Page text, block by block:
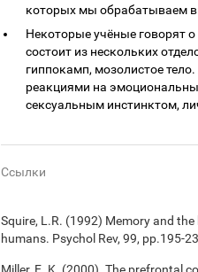
которых мы обрабатываем
Некоторые учёные говорят
состоит из нескольких
гиппокамп, мозолистое
реакциями на
сексуальным инстинктом,
Ссылки
Squire, L.R. (1992) Memory and
humans. Psychol Rev, 99, pp.195-
Miller, E. K. (2000). The prefrontal